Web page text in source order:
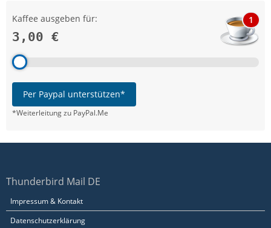
Kaffee ausgeben für:
3,00 €
1
Per Paypal unterstützen*
*Weiterleitung zu PayPal.Me
Thunderbird Mail DE
Impressum & Kontakt
Datenschutzerklärung